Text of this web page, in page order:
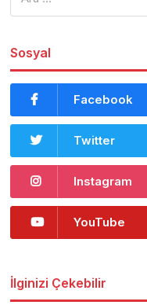
Sosyal
Facebook
Twitter
Instagram
YouTube
İlginizi Çekebilir